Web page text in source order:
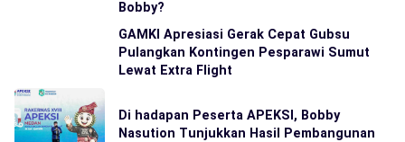
Bobby?
GAMKI Apresiasi Gerak Cepat Gubsu
Pulangkan Kontingen Pesparawi Sumut
Lewat Extra Flight
Di hadapan Peserta APEKSI, Bobby
Nasution Tunjukkan Hasil Pembangunan